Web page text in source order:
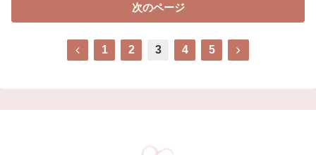
次のページ
1 2 3 4 5